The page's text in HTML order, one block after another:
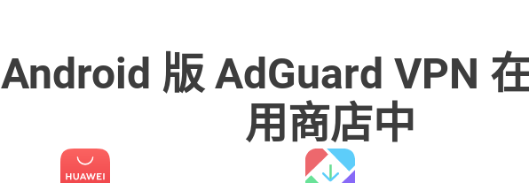
Android 版 AdGuard VPN
用商店中